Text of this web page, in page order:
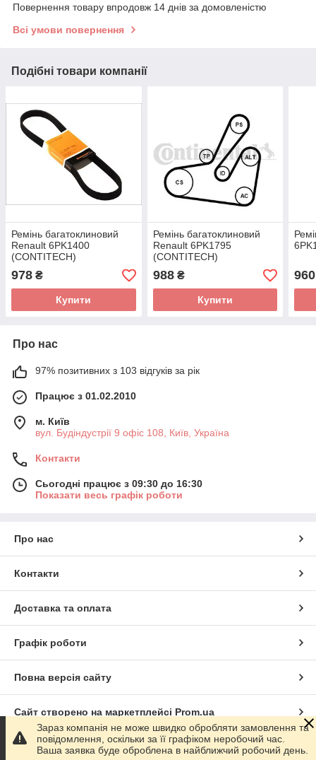
Повернення товару впродовж 14 днів за домовленістю
Всі умови повернення
Подібні товари компанії
Ремінь багатоклиновий
Renault 6PK1400
(CONTITECH)
978 ₴
Купити
Ремінь багатоклиновий
Renault 6PK1795
(CONTITECH)
988₴
Купити
960
Про нас
97% позитивних з 103 відгуків за рік
Працює з 01.02.2010
м. Київ
вул. Будіндустрії 9 офіс 108, Київ, Україна
Контакти
Сьогодні працює з 09:30 до 16:30
Показати весь графік роботи
Про нас
Контакти
Доставка та оплата
Графік роботи
Повна версія сайту
Сайт створено на маркетплейсі Prom.ua
Політика конфіденційності
Зараз компанія не може швидко обробляти замовлення та
повідомлення, оскільки за її графіком неробочий час.
Ваша заявка буде оброблена в найближчий робочий день.